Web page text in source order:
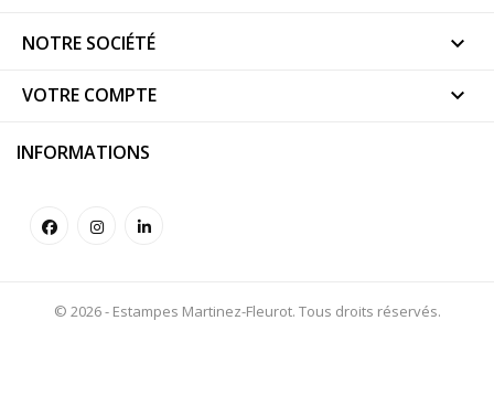
NOTRE SOCIÉTÉ 
VOTRE COMPTE 
INFORMATIONS
© 2026 - Estampes Martinez-Fleurot. Tous droits réservés.